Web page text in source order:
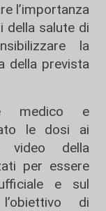
l’importanza
della salute di
la
della prevista
medico e
le dosi ai
video della
per essere
e sul
di